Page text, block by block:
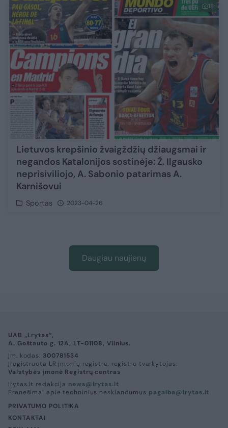
18
Lietuvos krepšinio žvaigždžių džiaugsmai ir
negandos Katalonijos sostinėje: Ž. Ilgausko
neprisiviliojo, A. Sabonio patarimas A.
Karnišovui
Sportas 2023-04-26
Daugiau naujienų
UAB „Lrytas“,
A. Goštauto g. 12A, LT-01108, Vilnius.
Įm. kodas: 300781534
Įregistruota LR įmonių registre, registro tvarkytojas:
Valstybės įmonė Registrų centras
lrytas.lt redakcija news@lrytas.lt
Pranešimai apie techninius nesklandumus pagalba@lrytas.lt
PRIVATUMO POLITIKA
KONTAKTAI